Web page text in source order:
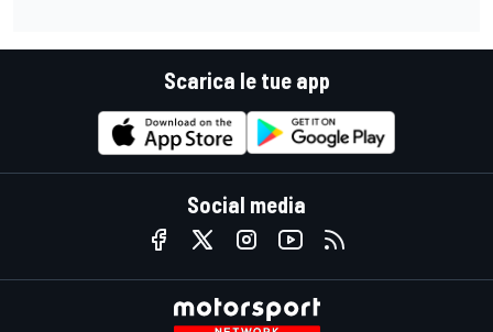
Scarica le tue app
Social media